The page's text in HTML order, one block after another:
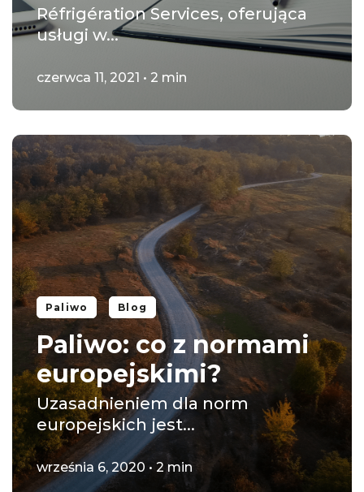
Réfrigération Services, oferująca
usługi w...
czerwca 11, 2021 • 2 min
Paliwo Blog
Paliwo: co z normami
europejskimi?
Uzasadnieniem dla norm
europejskich jest...
września 6, 2020 • 2 min